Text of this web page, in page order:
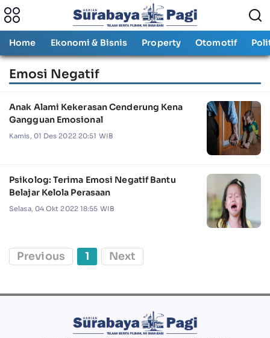
Home Ekonomi & Bisnis Property Otomotif
Emosi Negatif
Anak Alami Kekerasan Cenderung Kena
Gangguan Emosional
Kamis, 01 Des 2022 20:51 WIB
Psikolog: Terima Emosi Negatif Bantu
Belajar Kelola Perasaan
Selasa, 04 Okt 2022 18:55 WIB
Previous 1 Next